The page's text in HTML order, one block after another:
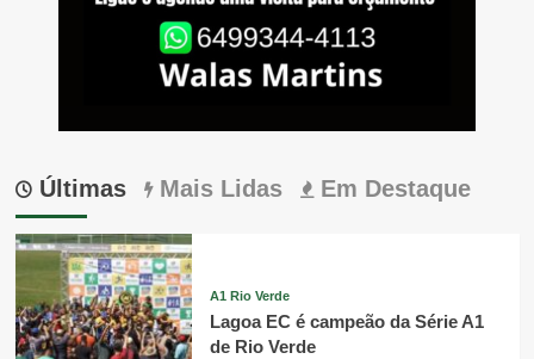
Últimas Mais Lidas Em Destaque
A1 Rio Verde
Lagoa EC é campeão da Série A1
de Rio Verde